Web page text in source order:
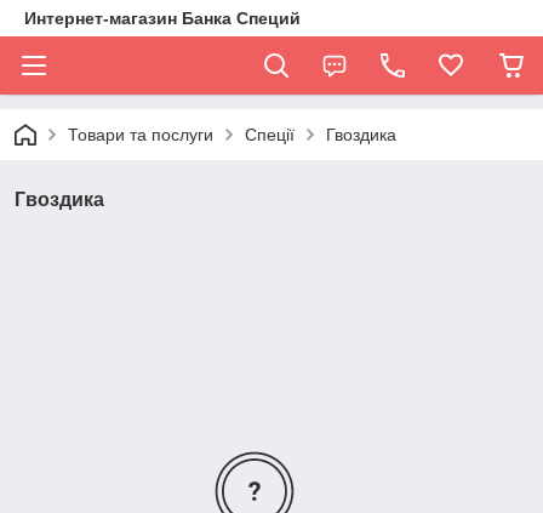
Интернет-магазин Банка Специй
Товари та послуги Спеції Гвоздика
Гвоздика